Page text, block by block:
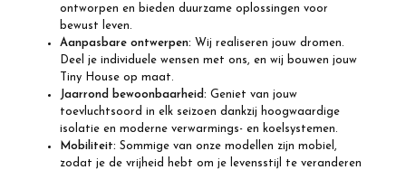
ontworpen en bieden duurzame oplossingen voor
bewust leven.
Aanpasbare ontwerpen: Wij realiseren jouw dromen.
Deel je individuele wensen met ons, en wij bouwen jouw
Tiny House op maat.
Jaarrond bewoonbaarheid: Geniet van jouw
toevluchtsoord in elk seizoen dankzij hoogwaardige
isolatie en moderne verwarmings- en koelsystemen.
Mobiliteit: Sommige van onze modellen zijn mobiel,
zodat je de vrijheid hebt om je levensstijl te veranderen